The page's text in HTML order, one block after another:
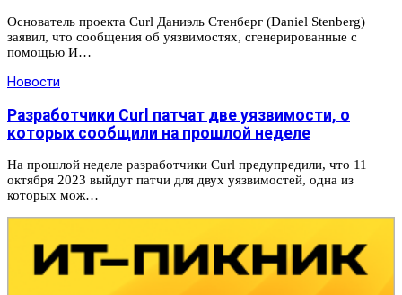
Основатель проекта Curl Даниэль Стенберг (Daniel Stenberg)
заявил, что сообщения об уязвимостях, сгенерированные с
помощью И…
Новости
Разработчики Curl патчат две уязвимости, о
которых сообщили на прошлой неделе
На прошлой неделе разработчики Curl предупредили, что 11
октября 2023 выйдут патчи для двух уязвимостей, одна из
которых мож…